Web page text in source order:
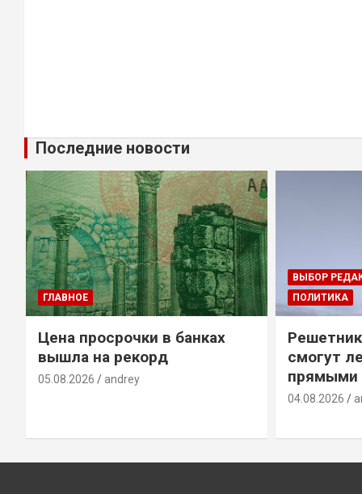
Последние новости
ГЛАВНОЕ
Цена просрочки в банках
вышла на рекорд
05.08.2026 andrey
ВЫБОР
ПОЛИТИКА
смогут
прямыми
04.08.2026